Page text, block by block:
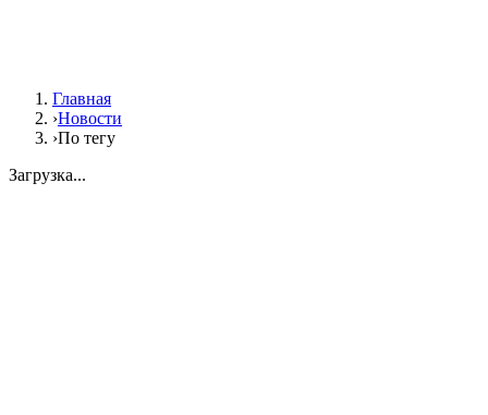
Главная
›Новости
›По тегу
Загрузка...